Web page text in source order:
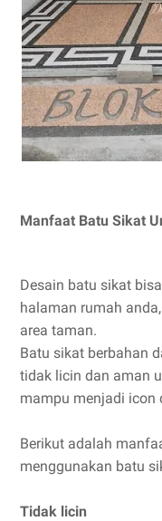
Manfaat Batu Sikat
Desain batu sikat
halaman rumah
area taman.
Batu sikat berbahan
tidak licin dan aman
mampu menjadi icon
Berikut adalah
menggunakan batu
Tidak licin